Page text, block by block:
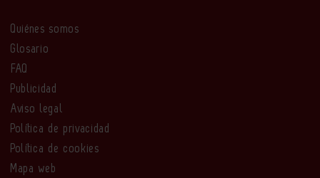
Quiénes somos
Glosario
FAQ
Publicidad
Aviso legal
Política de privacidad
Política de cookies
Mapa web